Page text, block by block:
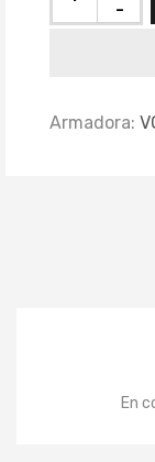
-
Armadora:
En